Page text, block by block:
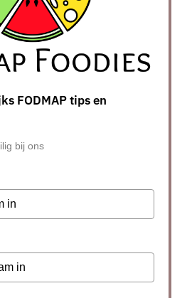
FODMAP tips en
bij ons